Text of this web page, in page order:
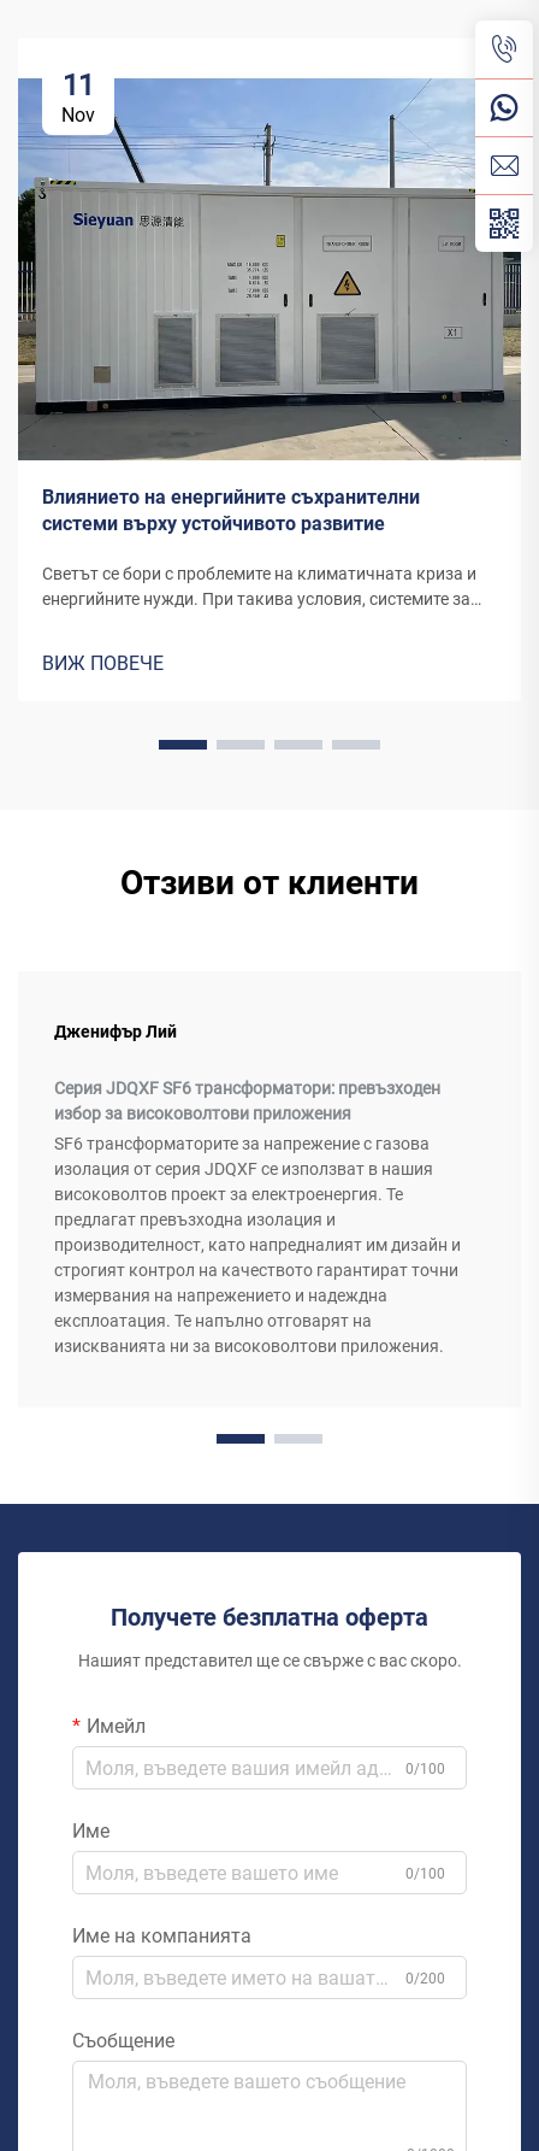
11
Nov
Влиянието на енергийните съхранителни
системи върху устойчивото развитие
Светът се бори с проблемите на климатичната криза и
енергийните нужди. При такива условия, системите за
блог ще намерите различни видове...
ВИЖ ПОВЕЧЕ
Отзиви от клиенти
Дженифър Лий
Серия JDQXF SF6 трансформатори: превъзходен
избор за високоволтови приложения
SF6 трансформаторите за напрежение с газова
изолация от серия JDQXF се използват в нашия
високоволтов проект за електроенергия. Те
предлагат превъзходна изолация и
производителност, като напредналият им дизайн и
строгият контрол на качеството гарантират точни
измервания на напрежението и надеждна
експлоатация. Те напълно отговарят на
изискванията ни за високоволтови приложения.
Получете безплатна оферта
Нашият представител ще се свърже с вас скоро.
Имейл
0/100
Име
0/100
Име на компанията
0/200
Съобщение